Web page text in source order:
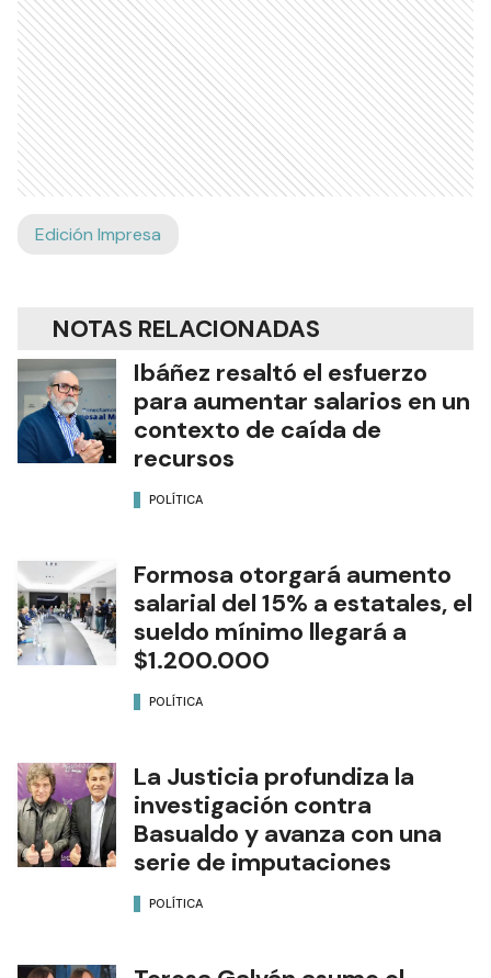
Edición Impresa
NOTAS RELACIONADAS
Ibáñez resaltó el esfuerzo
para aumentar salarios en un
contexto de caída de
recursos
POLÍTICA
Formosa otorgará aumento
salarial del 15% a estatales, el
sueldo mínimo llegará a
$1.200.000
POLÍTICA
La Justicia profundiza la
investigación contra
Basualdo y avanza con una
serie de imputaciones
POLÍTICA